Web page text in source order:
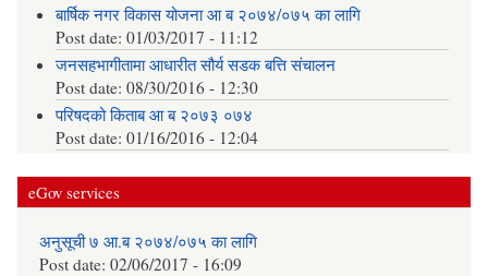
बार्षिक नगर विकास योजना आ‍ ब २०७४/०७५ का लागि
Post date:01/03/2017 - 11:12
जनसहभागीतामा आधारीत सौर्य सडक बत्ति संचालन
Post date:08/30/2016 - 12:30
परिषदको किताब आ ब २०७३ ०७४
Post date:01/16/2016 - 12:04
eGov services
अनुसूची ७ आ.ब २०७४/०७५ का लागि
Post date: 02/06/2017 - 16:09